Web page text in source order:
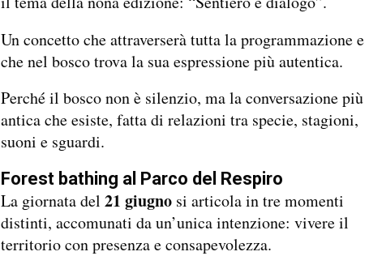
Un concetto che attraverserà tutta la programmazione e
che nel bosco trova la sua espressione più autentica.
Perché il bosco non è silenzio, ma la conversazione più
antica che esiste, fatta di relazioni tra specie, stagioni,
suoni e sguardi.
Forest bathing al Parco del Respiro
La giornata del 21 giugnosi articola in tre momenti
distinti, accomunati da un’unica intenzione: vivere il
territorio con presenza e consapevolezza.